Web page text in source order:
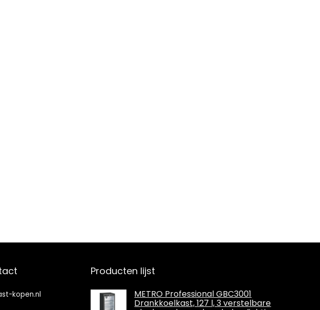
kopen.nl
Producten lijst
METRO Professional GBC3001
Drankkoelkast, 127 l, 3 verstelbare